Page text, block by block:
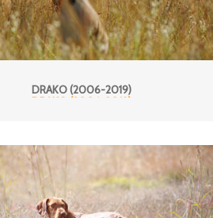
DRAKO (2006-2019)